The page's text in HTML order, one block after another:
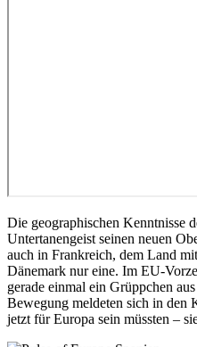
Die geographischen Kenntnisse
Untertanengeist seinen neuen
auch in Frankreich, dem Land
Dänemark nur eine. Im EU-
gerade einmal ein Grüppchen
Bewegung meldeten sich in den
jetzt für Europa sein müssten –